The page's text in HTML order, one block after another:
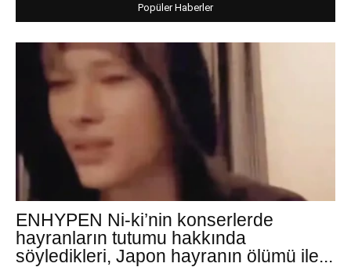
Popüler Haberler
ENHYPEN Ni-ki’nin konserlerde
hayranların tutumu hakkında
söyledikleri, Japon hayranın ölümü ile...